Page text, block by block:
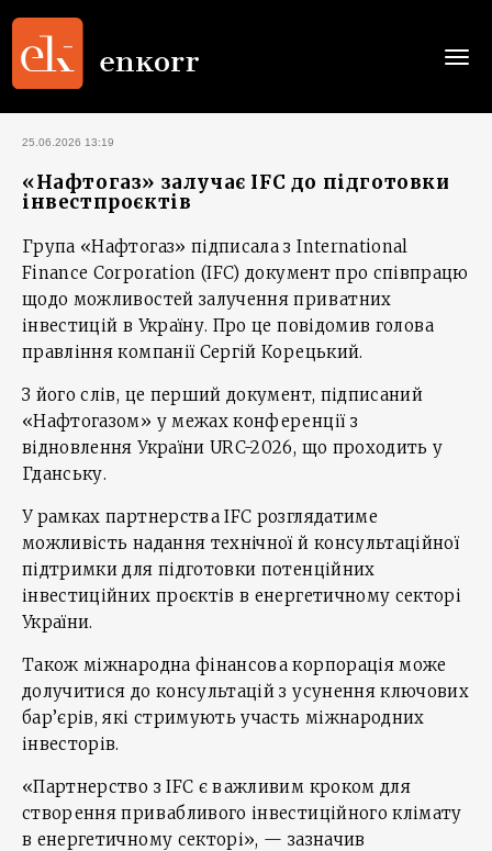
25.06.2026 13:19
«Нафтогаз» залучає IFC до підготовки
інвестпроєктів
Група «Нафтогаз» підписала з International
Finance Corporation (IFC) документ про співпрацю
щодо можливостей залучення приватних
інвестицій в Україну. Про це повідомив голова
правління компанії Сергій Корецький.
З його слів, це перший документ, підписаний
«Нафтогазом» у межах конференції з
відновлення України URC-2026, що проходить у
Гданську.
У рамках партнерства IFC розглядатиме
можливість надання технічної й консультаційної
підтримки для підготовки потенційних
інвестиційних проєктів в енергетичному секторі
України.
Також міжнародна фінансова корпорація може
долучитися до консультацій з усунення ключових
бар’єрів, які стримують участь міжнародних
інвесторів.
«Партнерство з IFC є важливим кроком для
створення привабливого інвестиційного клімату
в енергетичному секторі», — зазначив